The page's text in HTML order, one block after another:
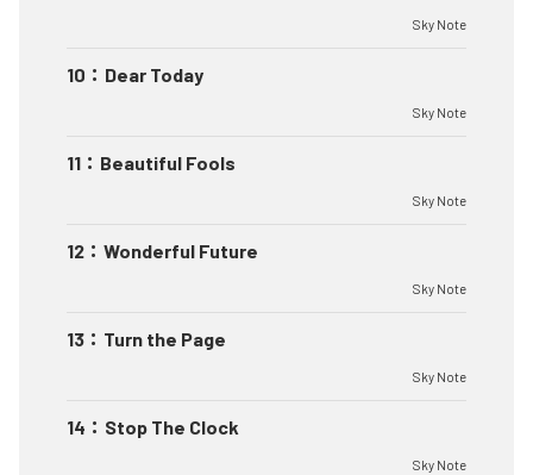
Sky Note
10 ： Dear Today
Sky Note
11 ： Beautiful Fools
Sky Note
12 ： Wonderful Future
Sky Note
13 ： Turn the Page
Sky Note
14 ： Stop The Clock
Sky Note